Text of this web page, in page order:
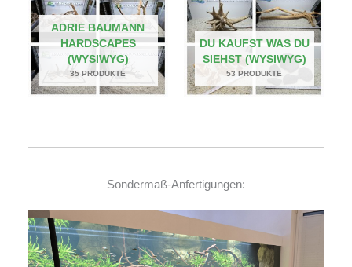
ADRIE BAUMANN
HARDSCAPES
(WYSIWYG)
35 PRODUKTE
DU KAUFST WAS DU
SIEHST (WYSIWYG)
53 PRODUKTE
Sondermaß-Anfertigungen: